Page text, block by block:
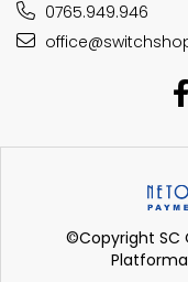
0765.949.946
©Copyright SC